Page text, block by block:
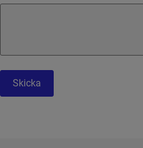
Skicka